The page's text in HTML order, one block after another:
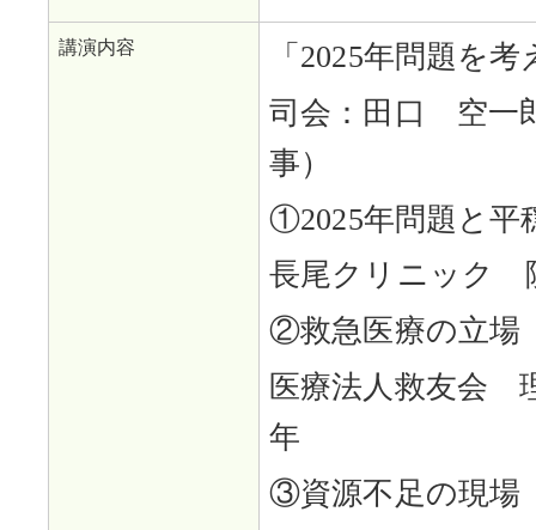
講演内容
「2025年問題を
司会：田口 空一
事）
①2025年問題と平
長尾クリニック
②救急医療の立場
医療法人救友会
年
③資源不足の現場